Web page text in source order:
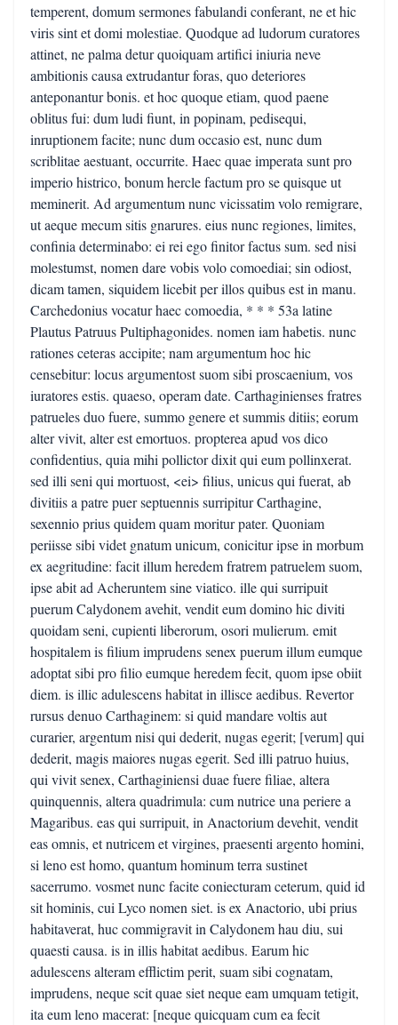
temperent, domum sermones fabulandi conferant, ne et hic
viris sint et domi molestiae. Quodque ad ludorum curatores
attinet, ne palma detur quoiquam artifici iniuria neve
ambitionis causa extrudantur foras, quo deteriores
anteponantur bonis. et hoc quoque etiam, quod paene
oblitus fui: dum ludi fiunt, in popinam, pedisequi,
inruptionem facite; nunc dum occasio est, nunc dum
scriblitae aestuant, occurrite. Haec quae imperata sunt pro
imperio histrico, bonum hercle factum pro se quisque ut
meminerit. Ad argumentum nunc vicissatim volo remigrare,
ut aeque mecum sitis gnarures. eius nunc regiones, limites,
confinia determinabo: ei rei ego finitor factus sum. sed nisi
molestumst, nomen dare vobis volo comoediai; sin odiost,
dicam tamen, siquidem licebit per illos quibus est in manu.
Carchedonius vocatur haec comoedia, * * * 53a latine
Plautus Patruus Pultiphagonides. nomen iam habetis. nunc
rationes ceteras accipite; nam argumentum hoc hic
censebitur: locus argumentost suom sibi proscaenium, vos
iuratores estis. quaeso, operam date. Carthaginienses fratres
patrueles duo fuere, summo genere et summis ditiis; eorum
alter vivit, alter est emortuos. propterea apud vos dico
confidentius, quia mihi pollictor dixit qui eum pollinxerat.
sed illi seni qui mortuost, <ei> filius, unicus qui fuerat, ab
divitiis a patre puer septuennis surripitur Carthagine,
sexennio prius quidem quam moritur pater. Quoniam
periisse sibi videt gnatum unicum, conicitur ipse in morbum
ex aegritudine: facit illum heredem fratrem patruelem suom,
ipse abit ad Acheruntem sine viatico. ille qui surripuit
puerum Calydonem avehit, vendit eum domino hic diviti
quoidam seni, cupienti liberorum, osori mulierum. emit
hospitalem is filium imprudens senex puerum illum eumque
adoptat sibi pro filio eumque heredem fecit, quom ipse obiit
diem. is illic adulescens habitat in illisce aedibus. Revertor
rursus denuo Carthaginem: si quid mandare voltis aut
curarier, argentum nisi qui dederit, nugas egerit; [verum] qui
dederit, magis maiores nugas egerit. Sed illi patruo huius,
qui vivit senex, Carthaginiensi duae fuere filiae, altera
quinquennis, altera quadrimula: cum nutrice una periere a
Magaribus. eas qui surripuit, in Anactorium devehit, vendit
eas omnis, et nutricem et virgines, praesenti argento homini,
si leno est homo, quantum hominum terra sustinet
sacerrumo. vosmet nunc facite coniecturam ceterum, quid id
sit hominis, cui Lyco nomen siet. is ex Anactorio, ubi prius
habitaverat, huc commigravit in Calydonem hau diu, sui
quaesti causa. is in illis habitat aedibus. Earum hic
adulescens alteram efflictim perit, suam sibi cognatam,
imprudens, neque scit quae siet neque eam umquam tetigit,
ita eum leno macerat: [neque quicquam cum ea fecit